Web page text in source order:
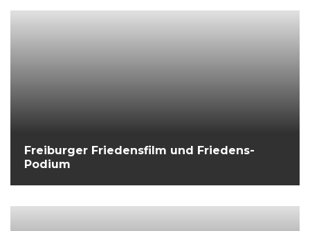
Freiburger Friedensfilm und Friedens-
Podium